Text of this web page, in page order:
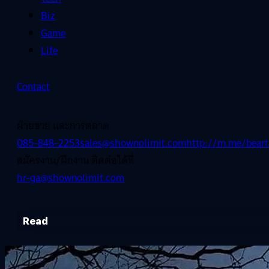
Biz
Game
Life
Contact
ฝ่ายขาย และการตลาด
085-848-2253sales@shownolimit.comhttp://m.me/
สมัครงาน/ฝึกงาน ติดต่อได้ที่
hr-ga@shownolimit.com
Read